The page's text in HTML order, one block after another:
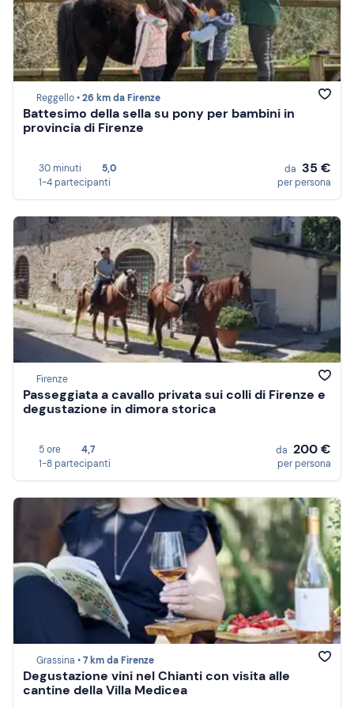
Reggello •26 km da Firenze
Battesimo della sella su pony per bambini in
provincia di Firenze
30 minuti
5,0
1-4 partecipanti
da 35 €
per persona
Firenze
Passeggiata a cavallo privata sui colli di Firenze e
degustazione in dimora storica
5 ore
4,7
1-8 partecipanti
da 200 €
per persona
Grassina •7 km da Firenze
Degustazione vini nel Chianti con visita alle
cantine della Villa Medicea